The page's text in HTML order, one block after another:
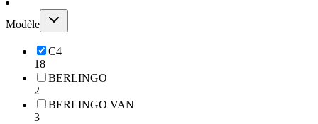
Modèle
C4
18
BERLINGO
2
BERLINGO VAN
3